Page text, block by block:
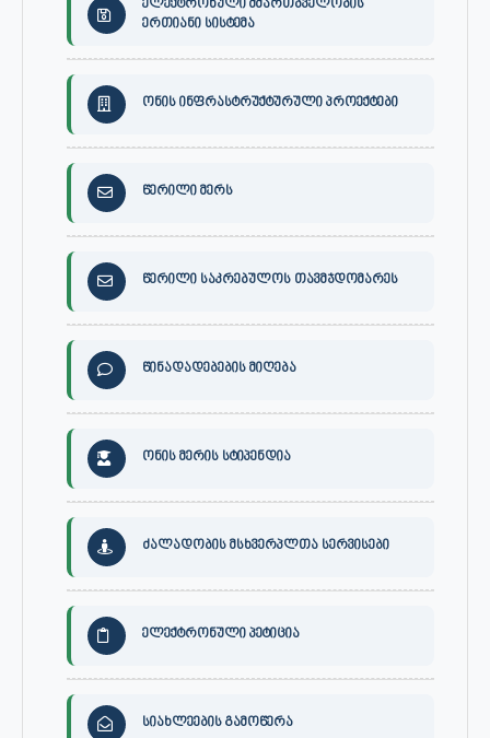
ელექტრონული მმართბველობის
ერთიანი სისტემა
ონის ინფრასტრუქტურული პროექტები
წერილი მერს
წერილი საკრებულოს თავმჯდომარეს
წინადადებების მიღება
ონის მერის სტიპენდია
ძალადობის მსხვერპლთა სერვისები
ელექტრონული პეტიცია
სიახლეების გამოწერა